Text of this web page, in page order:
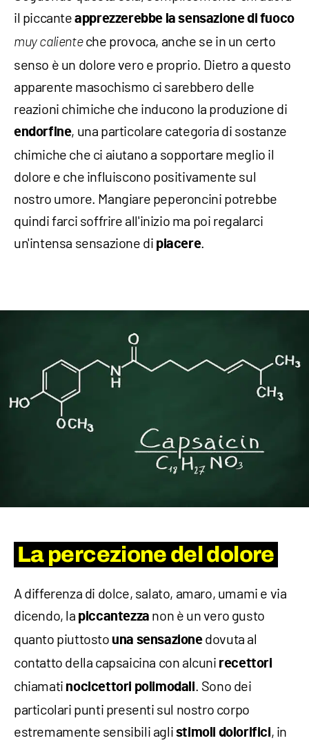
il piccanteapprezzerebbe la sensazione di fuoco
muy calienteche provoca, anche se in un certo
senso è un dolore vero e proprio. Dietro a questo
apparente masochismo ci sarebbero delle
reazioni chimiche che inducono la produzione di
endorfine, una particolare categoria di sostanze
chimiche che ci aiutano a sopportare meglio il
dolore e che influiscono positivamente sul
nostro umore. Mangiare peperoncini potrebbe
quindi farci soffrire all'inizio ma poi regalarci
un'intensa sensazione di piacere.
La percezione del dolore
A differenza di dolce, salato, amaro, umami e via
dicendo, la piccantezza non è un vero gusto
quanto piuttosto una sensazionedovuta al
contatto della capsaicina con alcuni recettori
chiamati nocicettori polimodali. Sono dei
particolari punti presenti sul nostro corpo
estremamente sensibili agli stimoli dolorifici, in